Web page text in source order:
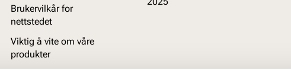
Brukervilkår for
nettstedet
Viktig å vite om våre
produkter